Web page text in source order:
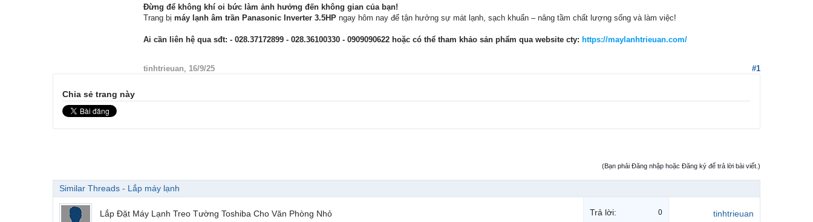
Đừng để không khí oi bức làm ảnh hưởng đến không gian của bạn!
Trang bị máy lạnh âm trần Panasonic Inverter 3.5HP ngay hôm nay để tận hưởng sự mát lạnh, sạch khuẩn – nâng tầm chất lượng sống và làm việc!
Ai cần liên hệ qua sđt: - 028.37172899 - 028.36100330 - 0909090622 hoặc có thể tham khảo sản phẩm qua website cty: https://maylanhtrieuan.com/
tinhtrieuan, 16/9/25 #1
Chia sẻ trang này
(Bạn phải Đăng nhập hoặc Đăng ký để trả lời bài viết.)
Similar Threads - Lắp máy lạnh
Lắp Đặt Máy Lạnh Treo Tường Toshiba Cho Văn Phòng Nhỏ Trả lời:
0
tinhtrieuan